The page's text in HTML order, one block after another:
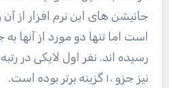
جانیشن های این نرم افزار از
رسیده اند. نفر اول لایکی در
نیز جزو ۱۰ گزینه برتر بوده است.